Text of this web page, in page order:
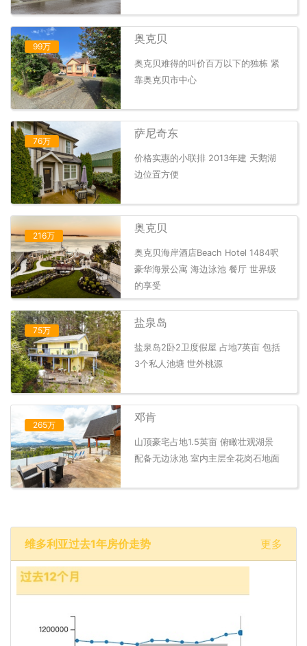
99万
奥克贝
奥克贝难得的叫价百万以下的独栋 紧
靠奥克贝市中心
76万
萨尼奇东
价格实惠的小联排 2013年建 天鹅湖
边位置方便
216万
奥克贝
奥克贝海岸酒店Beach Hotel 1484呎
豪华海景公寓 海边泳池 餐厅 世界级
的享受
75万
盐泉岛
盐泉岛2卧2卫度假屋 占地7英亩 包括
3个私人池塘 世外桃源
265万
邓肯
山顶豪宅占地1.5英亩 俯瞰壮观湖景
配备无边泳池 室内主层全花岗石地面
维多利亚过去1年房价走势 更多